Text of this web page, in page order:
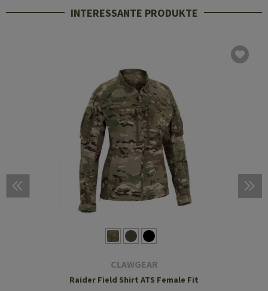
INTERESSANTE PRODUKTE
CLAWGEAR
Raider Field Shirt ATS Female Fit